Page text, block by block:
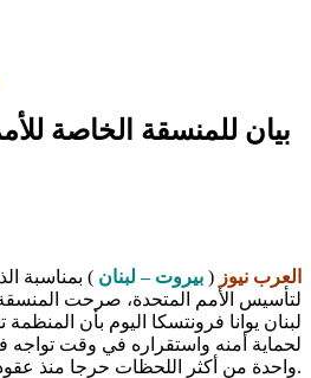
بيان للمنسقة الخاصة
العرب نيوز ( بيروت – لبنان ) بمناسبة
لتأسيس الأمم المتحدة، صرحت
لبنان يوانا فرونتسكا اليوم بأن
لحماية أمنه واستقراره في وقت
واحدة من أكثر اللحظات حرجا منذ عقود.